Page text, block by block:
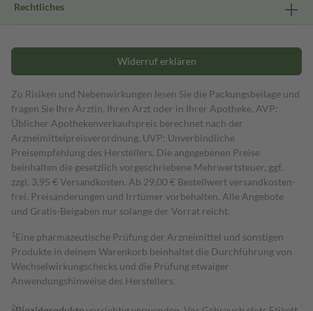
Rechtliches
Widerruf erklären
Zu Risiken und Nebenwirkungen lesen Sie die Packungsbeilage und
fragen Sie Ihre Ärztin, Ihren Arzt oder in Ihrer Apotheke. AVP:
Üblicher Apothekenverkaufspreis berechnet nach der
Arzneimittelpreisverordnung. UVP: Unverbindliche
Preisempfehlung des Herstellers. Die angegebenen Preise
beinhalten die gesetzlich vorgeschriebene Mehrwertsteuer, ggf.
zzgl. 3,95 € Versandkosten. Ab 29,00 € Bestell­wert versand­kosten­
frei. Preisänderungen und Irrtümer vorbehalten. Alle Angebote
und Gratis-Beigaben nur solange der Vorrat reicht.
1 Eine pharmazeutische Prüfung der Arzneimittel und sonstigen
Produkte in deinem Warenkorb beinhaltet die Durchführung von
Wechselwirkungschecks und die Prüfung etwaiger
Anwendungshinweise des Herstellers.
2